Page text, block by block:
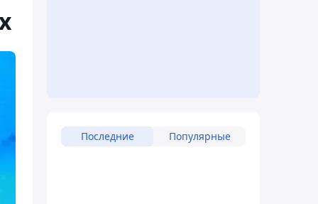
Последние Популярные